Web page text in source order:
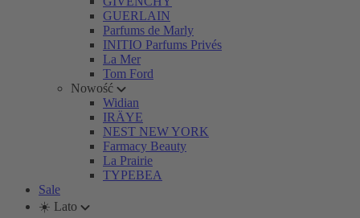
GUERLAIN
Parfums de Marly
INITIO Parfums Privés
La Mer
Tom Ford
Nowość
Widian
IRÄYE
NEST NEW YORK
Farmacy Beauty
La Prairie
TYPEBEA
Sale
☀️ Lato